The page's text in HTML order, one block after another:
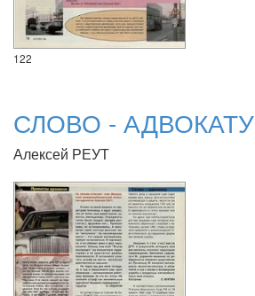
122
СЛОВО - АДВОКАТУ
Алексей РЕУТ